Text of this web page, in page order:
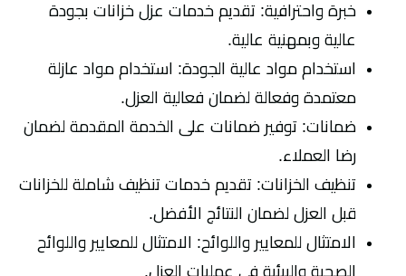
خبرة واحترافية: تقديم خدمات عزل خزانات بجودة
عالية وبمهنية عالية.
استخدام مواد عالية الجودة: استخدام مواد عازلة
معتمدة وفعالة لضمان فعالية العزل.
ضمانات: توفير ضمانات على الخدمة المقدمة لضمان
رضا العملاء.
تنظيف الخزانات: تقديم خدمات تنظيف شاملة للخزانات
قبل العزل لضمان النتائج الأفضل.
الامتثال للمعايير واللوائح: الامتثال للمعايير واللوائح
الصحية والبيئية في عمليات العزل.